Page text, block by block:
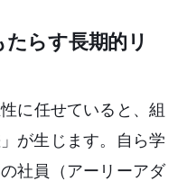
らす長期的リ
に任せていると、組
が生じます。自ら学
社員（アーリーアダ